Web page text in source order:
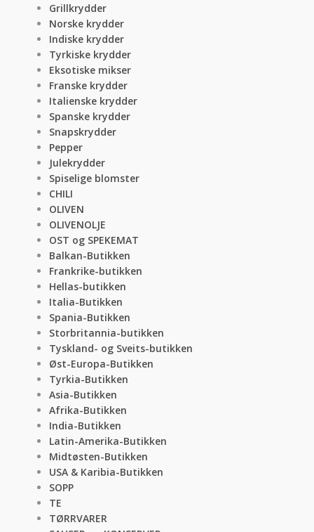
Grillkrydder
Norske krydder
Indiske krydder
Tyrkiske krydder
Eksotiske mikser
Franske krydder
Italienske krydder
Spanske krydder
Snapskrydder
Pepper
Julekrydder
Spiselige blomster
CHILI
OLIVEN
OLIVENOLJE
OST og SPEKEMAT
Balkan-Butikken
Frankrike-butikken
Hellas-butikken
Italia-Butikken
Spania-Butikken
Storbritannia-butikken
Tyskland- og Sveits-butikken
Øst-Europa-Butikken
Tyrkia-Butikken
Asia-Butikken
Afrika-Butikken
India-Butikken
Latin-Amerika-Butikken
Midtøsten-Butikken
USA & Karibia-Butikken
SOPP
TE
TØRRVARER